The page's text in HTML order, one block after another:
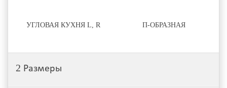
УГЛОВАЯ КУХНЯ L, R П-ОБРАЗНАЯ
2 Размеры